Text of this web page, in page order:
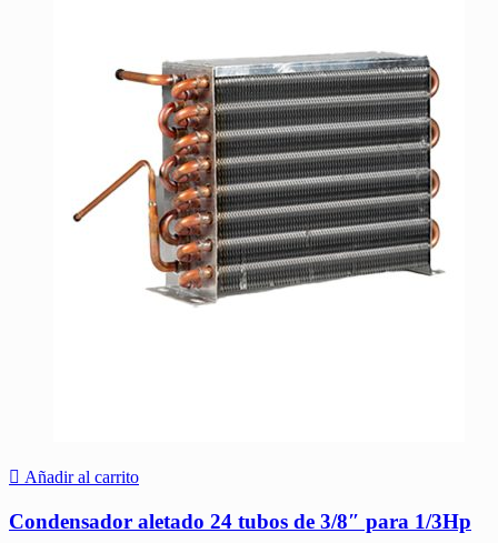
Añadir al carrito
Condensador aletado 24 tubos de 3/8″ para 1/3Hp